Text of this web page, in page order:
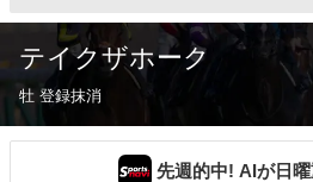
テイクザホーク
牡 登録抹消
先週的中! AIが日